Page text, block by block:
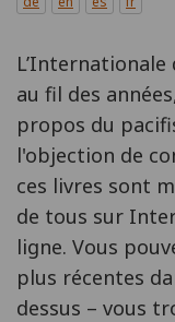
L’Internationale
au fil des
propos du
l'objection de
ces livres sont
de tous sur
ligne. Vous
plus récentes
dessus – vous